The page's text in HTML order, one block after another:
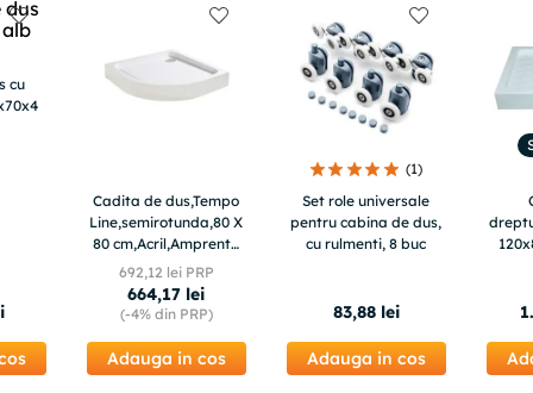
cu
Cadita de dus,Tempo
Line,semirotunda,80 X
80 cm,Acril,Amprenta
antiderapanta
692,12 lei PRP
664,17 lei
(-4%din PRP)
Adauga in cos
(1)
Set role universale
pentru cabina de dus,
cu rulmenti, 8 buc
83,88 lei
Adauga in cos
1.